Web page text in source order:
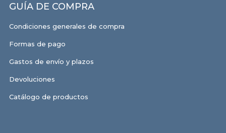
GUÍA DE COMPRA
Condiciones generales de compra
Formas de pago
Gastos de envío y plazos
Devoluciones
Catálogo de productos